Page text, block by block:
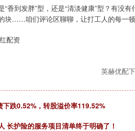
香到发胖”型，还是“清淡健康”型？有没
块……咱们评论区聊聊，让打工人的每一
配资
英赫优配
跌0.52%，转股溢价率119.52%
长护险的服务项目清单终于明确了！